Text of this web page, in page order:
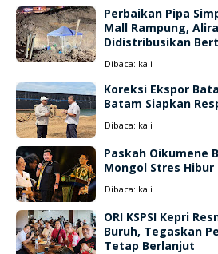
Perbaikan Pipa
Mall Rampung,
Didistribusikan
Dibaca: kali
Koreksi Ekspor
Batam Siapkan
Dibaca: kali
Paskah Oikumene
Mongol Stres Hibur
Dibaca: kali
ORI KSPSI Kepri
Buruh, Tegaskan
Tetap Berlanjut